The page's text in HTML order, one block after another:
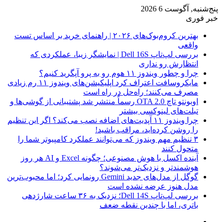
پنج‌شنبه, آگوست 6 2026
خبر فوری
بهترین کروم‌بوک‌های ۲۰۲۶ | راهنمای خرید بر اساس تست
واقعی
بررسی لپ‌تاپ Dell 16S | نمایشگر زیبا، عملکردی که
انتظارش رو نداری
چرا و چطور ویندوز ۱۱ هوم رو به پرو آپگرید کنیم؟
مایکروسافت اعتراف کرد اپلیکیشن‌های ویندوز ۱۱ رم زیادی
مصرف می‌کنند؛ راه‌حل در راه است
اوبونتو تاچ OTA 2.0 رسماً منتشر شد پشتیبانی از گوشی‌ها و
تبلت‌های لینوکسی بیشتر
چرا ویندوز ۱۱ آپدیت‌های اضافه نصب می‌کند؟ اگر این تنظیم
را روشن کرده‌اید، مراقب باشید!
۳ تنظیم مهم ویندوز که می‌توانند عملکرد کامپیوتر شما را
متحول کنند
آینده اکسل با هوش مصنوعی؛ چگونه Excel و AI هر روز
هوشمندتر و نزدیک‌تر می‌شوند؟
گوگل از مدل‌های جدید Gemini رونمایی کرد؛ اما محبوب‌ترین
مدل هنوز عرضه نشده است
بررسی لپ‌تاپ Dell 14S؛ نزدیک به ۳۶ ساعت شارژدهی
باتری، اما با چندین نقطه ضعف